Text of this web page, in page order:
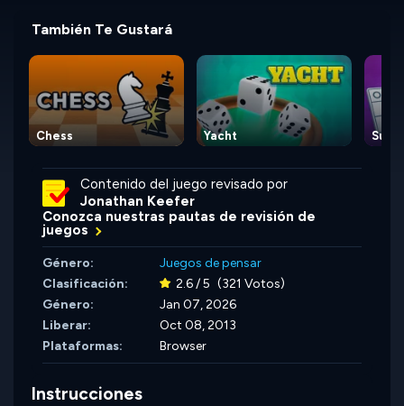
También Te Gustará
Chess Yacht
Contenido del juego revisado por
Jonathan Keefer
Conozca nuestras pautas de revisión de
juegos
Género:
Juegos de pensar
Clasificación:
2.6 / 5 (321 Votos)
Género:
Jan 07, 2026
Liberar:
Oct 08, 2013
Plataformas:
Browser
Instrucciones